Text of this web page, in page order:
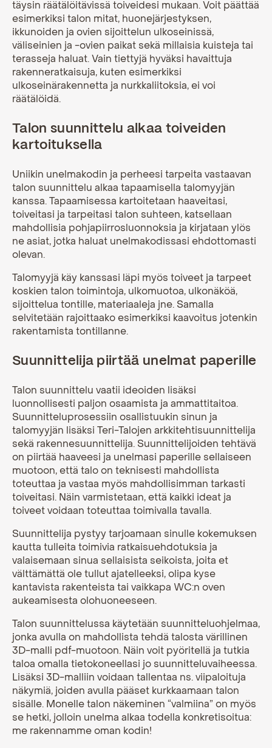
täysin räätälöitävissä toiveidesi mukaan. Voit päättää
esimerkiksi talon mitat, huonejärjestyksen,
ikkunoiden ja ovien sijoittelun ulkoseinissä,
väliseinien ja -ovien paikat sekä millaisia kuisteja tai
terasseja haluat. Vain tiettyjä hyväksi havaittuja
rakenneratkaisuja, kuten esimerkiksi
ulkoseinärakennetta ja nurkkaliitoksia, ei voi
räätälöidä.
Talon suunnittelu alkaa toiveiden
kartoituksella
Uniikin unelmakodin ja perheesi tarpeita vastaavan
talon suunnittelu alkaa tapaamisella talomyyjän
kanssa. Tapaamisessa kartoitetaan haaveitasi,
toiveitasi ja tarpeitasi talon suhteen, katsellaan
mahdollisia pohjapiirrosluonnoksia ja kirjataan ylös
ne asiat, jotka haluat unelmakodissasi ehdottomasti
olevan.
Talomyyjä käy kanssasi läpi myös toiveet ja tarpeet
koskien talon toimintoja, ulkomuotoa, ulkonäköä,
sijoittelua tontille, materiaaleja jne. Samalla
selvitetään rajoittaako esimerkiksi kaavoitus jotenkin
rakentamista tontillanne.
Suunnittelija piirtää unelmat paperille
Talon suunnittelu vaatii ideoiden lisäksi
luonnollisesti paljon osaamista ja ammattitaitoa.
Suunnitteluprosessiin osallistuukin sinun ja
talomyyjän lisäksi Teri-Talojen arkkitehtisuunnittelija
sekä rakennesuunnittelija. Suunnittelijoiden tehtävä
on piirtää haaveesi ja unelmasi paperille sellaiseen
muotoon, että talo on teknisesti mahdollista
toteuttaa ja vastaa myös mahdollisimman tarkasti
toiveitasi. Näin varmistetaan, että kaikki ideat ja
toiveet voidaan toteuttaa toimivalla tavalla.
Suunnittelija pystyy tarjoamaan sinulle kokemuksen
kautta tulleita toimivia ratkaisuehdotuksia ja
valaisemaan sinua sellaisista seikoista, joita et
välttämättä ole tullut ajatelleeksi, olipa kyse
kantavista rakenteista tai vaikkapa WC:n oven
aukeamisesta olohuoneeseen.
Talon suunnittelussa käytetään suunnitteluohjelmaa,
jonka avulla on mahdollista tehdä talosta värillinen
3D-malli pdf-muotoon. Näin voit pyöritellä ja tutkia
taloa omalla tietokoneellasi jo suunnitteluvaiheessa.
Lisäksi 3D-malliin voidaan tallentaa ns. viipaloituja
näkymiä, joiden avulla pääset kurkkaamaan talon
sisälle. Monelle talon näkeminen “valmiina” on myös
se hetki, jolloin unelma alkaa todella konkretisoitua:
me rakennamme oman kodin!